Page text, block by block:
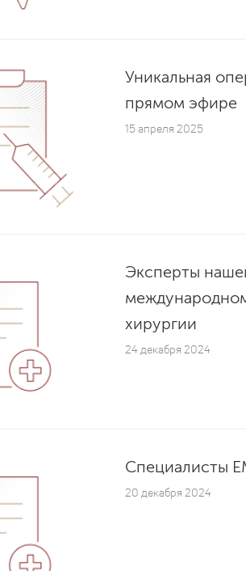
Уникальная
прямом эфире
15 апреля 2025
Эксперты
хирургии
24 декабря 2024
Специалисты
20 декабря 2024